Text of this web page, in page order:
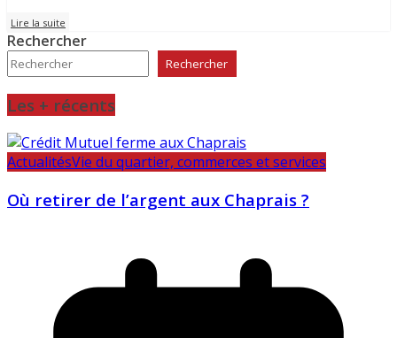
Lire la suite
Rechercher
Rechercher
Les + récents
ActualitésVie du quartier, commerces et services
Où retirer de l’argent aux Chaprais ?